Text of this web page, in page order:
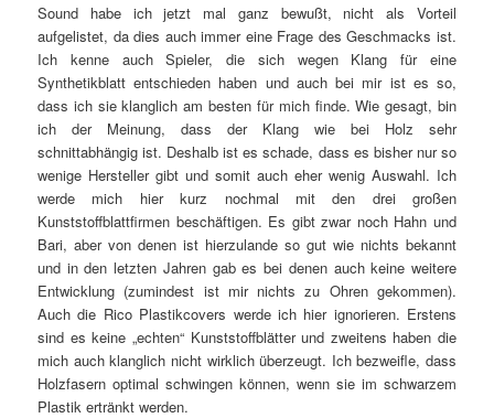
Sound habe ich jetzt mal ganz bewußt, nicht als Vorteil
aufgelistet, da dies auch immer eine Frage des Geschmacks ist.
Ich kenne auch Spieler, die sich wegen Klang für eine
Synthetikblatt entschieden haben und auch bei mir ist es so,
dass ich sie klanglich am besten für mich finde. Wie gesagt, bin
ich der Meinung, dass der Klang wie bei Holz sehr
schnittabhängig ist. Deshalb ist es schade, dass es bisher nur so
wenige Hersteller gibt und somit auch eher wenig Auswahl. Ich
werde mich hier kurz nochmal mit den drei großen
Kunststoffblattfirmen beschäftigen. Es gibt zwar noch Hahn und
Bari, aber von denen ist hierzulande so gut wie nichts bekannt
und in den letzten Jahren gab es bei denen auch keine weitere
Entwicklung (zumindest ist mir nichts zu Ohren gekommen).
Auch die Rico Plastikcovers werde ich hier ignorieren. Erstens
sind es keine „echten“ Kunststoffblätter und zweitens haben die
mich auch klanglich nicht wirklich überzeugt. Ich bezweifle, dass
Holzfasern optimal schwingen können, wenn sie im schwarzem
Plastik ertränkt werden.